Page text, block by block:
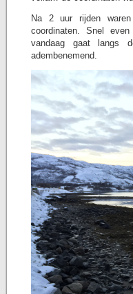
Na 2 uur rijden
coordinaten. Snel
vandaag gaat langs
adembenemend.